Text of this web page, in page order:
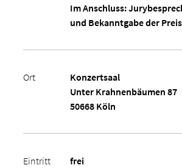
Im Anschluss:
und Bekanntgabe der
Ort
Konzertsaal
Unter Krahnenbäumen 87
50668 Köln
Eintritt frei